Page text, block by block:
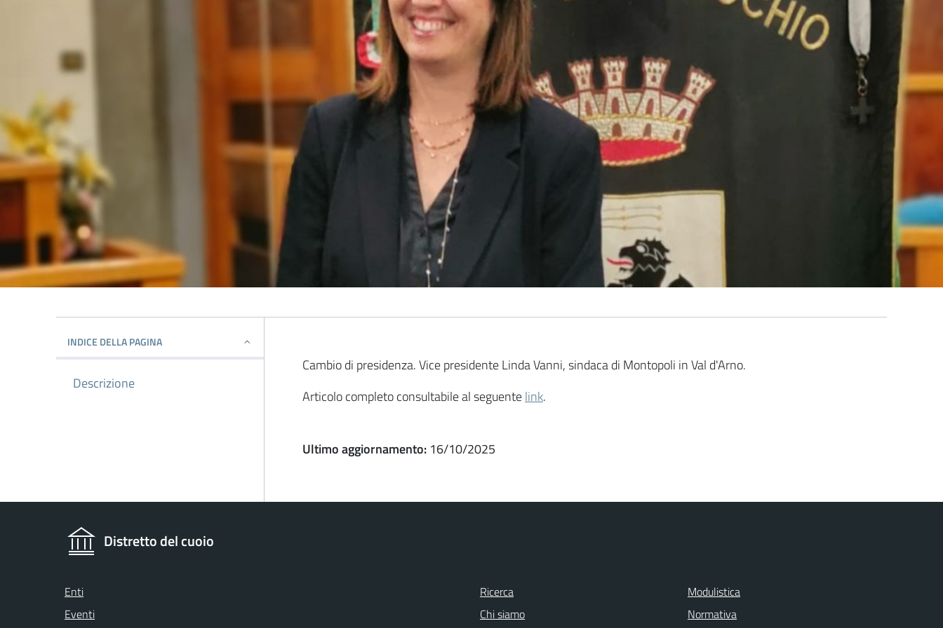
INDICE DELLA PAGINA
Descrizione
Cambio di presidenza. Vice presidente Linda Vanni, sindaca di Montopoli in Val d'Arno.
Articolo completo consultabile al seguentelink.
Ultimo aggiornamento: 16/10/2025
Distretto del cuoio
Enti
Eventi
Ricerca
Chi siamo
Modulistica
Normativa